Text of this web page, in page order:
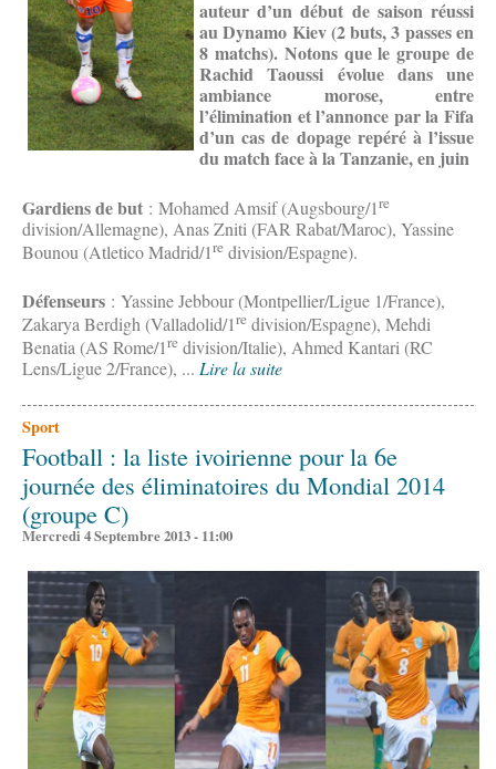
auteur d’un début de saison réussi
au Dynamo Kiev (2 buts, 3 passes en
8 matchs). Notons que le groupe de
Rachid Taoussi évolue dans une
ambiance morose, entre
l’élimination et l’annonce par la Fifa
d’un cas de dopage repéré à l’issue
du match face à la Tanzanie, en juin
Gardiens de but : Mohamed Amsif (Augsbourg/1re
division/Allemagne), Anas Zniti (FAR Rabat/Maroc), Yassine
Bounou (Atletico Madrid/1re division/Espagne).
Défenseurs : Yassine Jebbour (Montpellier/Ligue 1/France),
Zakarya Berdigh (Valladolid/1re division/Espagne), Mehdi
Benatia (AS Rome/1re division/Italie), Ahmed Kantari (RC
Lens/Ligue 2/France), ... Lire la suite
Sport
Football : la liste ivoirienne pour la 6e
journée des éliminatoires du Mondial 2014
(groupe C)
Mercredi 4 Septembre 2013 - 11:00